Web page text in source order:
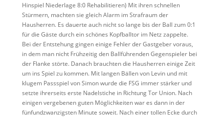
Hinspiel Niederlage 8:0 Rehabilitieren) Mit ihren schnellen
Stürmern, machten sie gleich Alarm im Strafraum der
Hausherren. Es dauerte auch nicht so lange bis der Ball zum 0:1
für die Gäste durch ein schönes Kopfballtor im Netz zappelte.
Bei der Entstehung gingen einige Fehler der Gastgeber voraus,
in dem man nicht Frühzeitig den Ballführenden Gegenspieler bei
der Flanke störte. Danach brauchten die Hausherren einige Zeit
um ins Spiel zu kommen. Mit langen Bällen von Levin und mit
klugem Passspiel von Simon wurde die FSG immer stärker und
setzte ihrerseits erste Nadelstiche in Richtung Tor Union. Nach
einigen vergebenen guten Möglichkeiten war es dann in der
fünfundzwanzigsten Minute soweit. Nach einer tollen Ecke durch